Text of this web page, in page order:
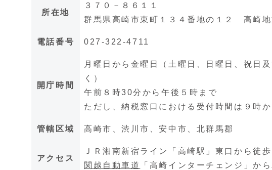
所在地
３７０－８６１１
群馬県高崎市東町１３４番地の１２ 高崎地
電話番号 027-322-4711
開庁時間
月曜日から金曜日（土曜日、日曜日、祝日
く）
午前８時30分から午後５時まで
ただし、納税窓口における受付時間は９時
管轄区域 高崎市、渋川市、安中市、北群馬郡
アクセス
ＪＲ湘南新宿ライン「高崎駅」東口から徒
関越自動車道
「高崎インターチェンジ」か